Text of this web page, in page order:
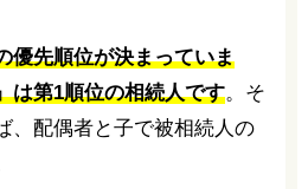
優先順位が決まっていま
は第1順位の相続人です。そ
、配偶者と子で被相続人の